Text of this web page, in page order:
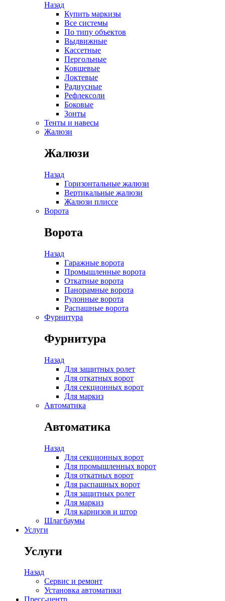
Назад
Купить маркизы
Все системы
По типу объектов
Выдвижные
Кассетные
Пергольные
Ковшевые
Локтевые
Радиусные
Рефлексоли
Боковые
Зонты
Тенты и навесы
Жалюзи
Жалюзи
Назад
Горизонтальные жалюзи
Вертикальные жалюзи
Жалюзи плиссе
Ворота
Ворота
Назад
Гаражные ворота
Промышленные ворота
Откатные ворота
Панорамные ворота
Рулонные ворота
Распашные ворота
Фурнитура
Фурнитура
Назад
Для защитных ролет
Для откатных ворот
Для секционных ворот
Для маркиз
Автоматика
Автоматика
Назад
Для секционных ворот
Для промышленных ворот
Для откатных ворот
Для распашных ворот
Для защитных ролет
Для маркиз
Для карнизов и штор
Шлагбаумы
Услуги
Услуги
Назад
Сервис и ремонт
Установка автоматики